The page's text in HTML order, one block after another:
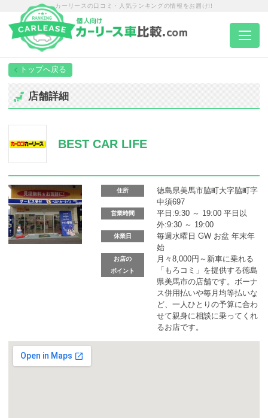
カーリースの口コミ・人気ランキングの情報をお届け!!
トップページ
エリア別店舗一覧
車種から選ぶ
店舗詳細
BEST CAR LIFE
住所
徳島県美馬市脇町大字脇町字
中須697
営業時間
平日:9:30 ～ 19:00 平日以
外:9:30 ～ 19:00
休業日
毎週水曜日 GW お盆 年末年
始
お店の
ポイント
月々8,000円～新車に乗れる
「もろコミ」を提供する徳島
県美馬市の店舗です。ボーナ
ス併用払いや毎月均等払いな
ど、一人ひとりの予算に合わ
せて親身に相談に乗ってくれ
るお店です。